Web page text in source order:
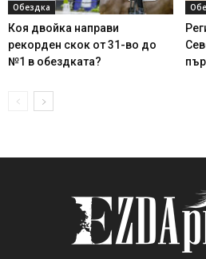
Обездка
Коя двойка направи
рекорден скок от 31-во до
№1 в обездката?